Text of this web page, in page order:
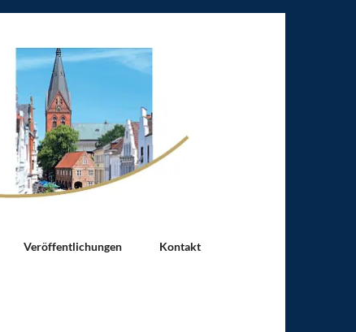
Veröffentlichungen Kontakt